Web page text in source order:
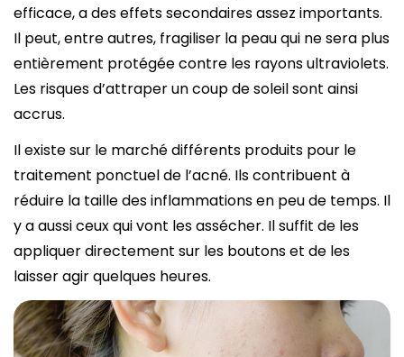
efficace, a des effets secondaires assez importants.
Il peut, entre autres, fragiliser la peau qui ne sera plus
entièrement protégée contre les rayons ultraviolets.
Les risques d’attraper un coup de soleil sont ainsi
accrus.
Il existe sur le marché différents produits pour le
traitement ponctuel de l’acné. Ils contribuent à
réduire la taille des inflammations en peu de temps. Il
y a aussi ceux qui vont les assécher. Il suffit de les
appliquer directement sur les boutons et de les
laisser agir quelques heures.